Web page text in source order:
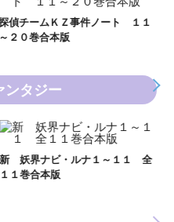
偵チームＫＺ事件ノート １１
～２０巻合本版
ンタジー
新 妖界ナビ・ルナ１～１１ 全
１１巻合本版